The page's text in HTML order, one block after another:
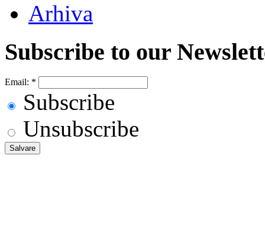
Arhiva
Subscribe to our
Email: *
Subscribe
Unsubscribe